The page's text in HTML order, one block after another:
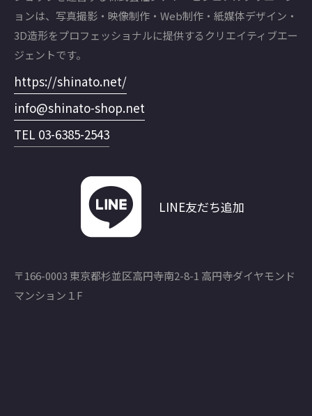
ョンは、写真撮影・映像制作・Web制作・紙媒体デザイン・
3D造形をプロフェッショナルに提供するクリエイティブエー
ジェントです。
https://shinato.net/
info@shinato-shop.net
TEL 03-6385-2543
LINE友だち追加
〒166-0003 東京都杉並区高円寺南2-8-1 高円寺ダイヤモンド
マンション１F